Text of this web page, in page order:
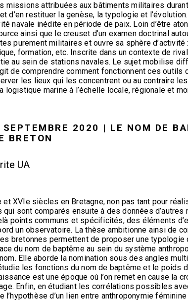
missions attribuées aux bâtiments militaires
d’en restituer la genèse, la typologie et
navale inédite en période de paix. Loin d’être
ainsi que le creuset d’un examen doctrinal
purement militaires et ouvre sa sphère
formation, etc. Inscrite dans un contexte de
au sein de stations navales. Le sujet mobilise
de comprendre comment fonctionnent ces outils
les lieux qui les concentrent ou au contraire
marine à l’échelle locale, régionale et
2020 | LE NOM DE
BRETON
UA
XVIe siècles en Bretagne, non pas tant pour
sont comparés ensuite à des données
points communs et spécificités, des éléments
un observatoire. La thèse ambitionne ainsi de
bretonnes permettent de proposer une typologie
du nom de baptême au sein du système
Elle aborde la nomination sous des angles
les fonctions du nom de baptême et le
est une époque où l’on remet en cause la
Enfin, en étudiant les corrélations possibles
d’un lien entre anthroponymie